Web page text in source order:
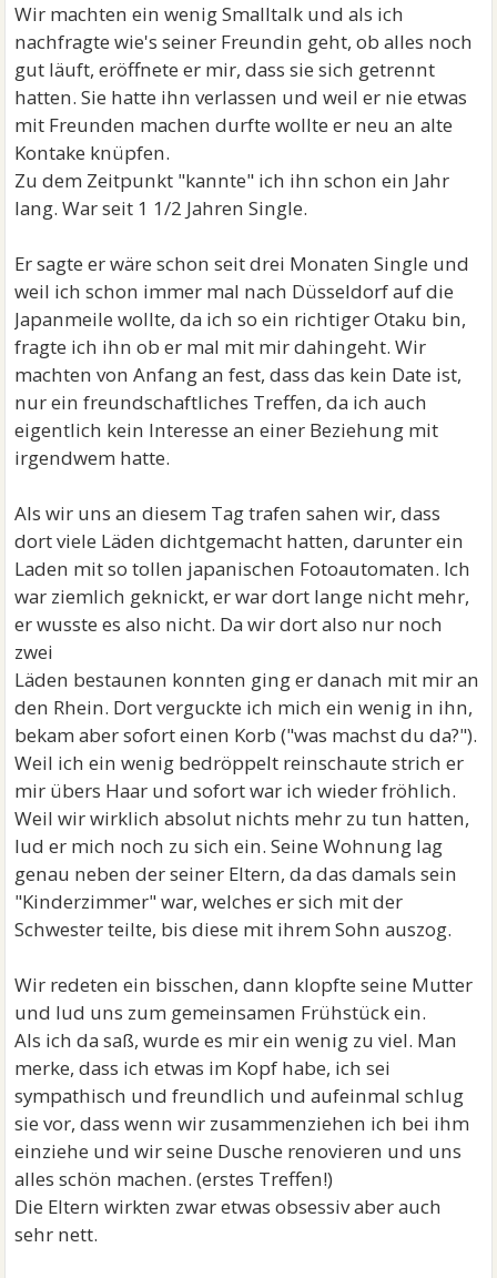
Wir machten ein wenig Smalltalk und als ich
nachfragte wie's seiner Freundin geht, ob alles noch
gut läuft, eröffnete er mir, dass sie sich getrennt
hatten. Sie hatte ihn verlassen und weil er nie etwas
mit Freunden machen durfte wollte er neu an alte
Kontake knüpfen.
Zu dem Zeitpunkt "kannte" ich ihn schon ein Jahr
lang. War seit 1 1/2 Jahren Single.
Er sagte er wäre schon seit drei Monaten Single und
weil ich schon immer mal nach Düsseldorf auf die
Japanmeile wollte, da ich so ein richtiger Otaku bin,
fragte ich ihn ob er mal mit mir dahingeht. Wir
machten von Anfang an fest, dass das kein Date ist,
nur ein freundschaftliches Treffen, da ich auch
eigentlich kein Interesse an einer Beziehung mit
irgendwem hatte.
Als wir uns an diesem Tag trafen sahen wir, dass
dort viele Läden dichtgemacht hatten, darunter ein
Laden mit so tollen japanischen Fotoautomaten. Ich
war ziemlich geknickt, er war dort lange nicht mehr,
er wusste es also nicht. Da wir dort also nur noch
zwei
Läden bestaunen konnten ging er danach mit mir an
den Rhein. Dort verguckte ich mich ein wenig in ihn,
bekam aber sofort einen Korb ("was machst du da?").
Weil ich ein wenig bedröppelt reinschaute strich er
mir übers Haar und sofort war ich wieder fröhlich.
Weil wir wirklich absolut nichts mehr zu tun hatten,
lud er mich noch zu sich ein. Seine Wohnung lag
genau neben der seiner Eltern, da das damals sein
"Kinderzimmer" war, welches er sich mit der
Schwester teilte, bis diese mit ihrem Sohn auszog.
Wir redeten ein bisschen, dann klopfte seine Mutter
und lud uns zum gemeinsamen Frühstück ein.
Als ich da saß, wurde es mir ein wenig zu viel. Man
merke, dass ich etwas im Kopf habe, ich sei
sympathisch und freundlich und aufeinmal schlug
sie vor, dass wenn wir zusammenziehen ich bei ihm
einziehe und wir seine Dusche renovieren und uns
alles schön machen. (erstes Treffen!)
Die Eltern wirkten zwar etwas obsessiv aber auch
sehr nett.